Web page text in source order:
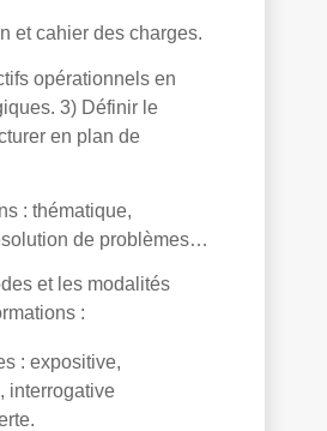
et cahier des charges.
opérationnels en
3) Définir le
en plan de
: thématique,
de problèmes…
et les modalités
:
: expositive,
interrogative